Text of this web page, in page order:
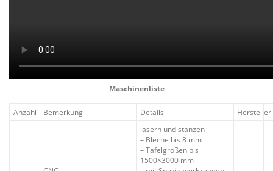
Maschinenliste
Anzahl Bemerkung Details Hersteller
lasern und stanzen
– Bleche bis 8 mm
– Tafelgrößen bis
1500×3000 mm